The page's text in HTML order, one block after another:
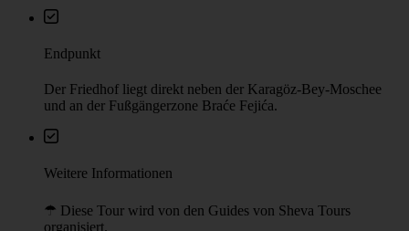
Endpunkt
Der Friedhof liegt direkt neben der Karagöz-Bey-Moschee
und an der Fußgängerzone Braće Fejića.
Weitere Informationen
☂︎ Diese Tour wird von den Guides von Sheva Tours
organisiert.